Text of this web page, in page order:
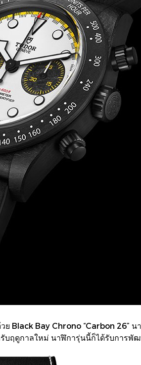
Black Bay Chrono “Carbon 26”
บฤดูกาลใหม่ นาฬิการุ่นนี้ก็ได้รับการพั